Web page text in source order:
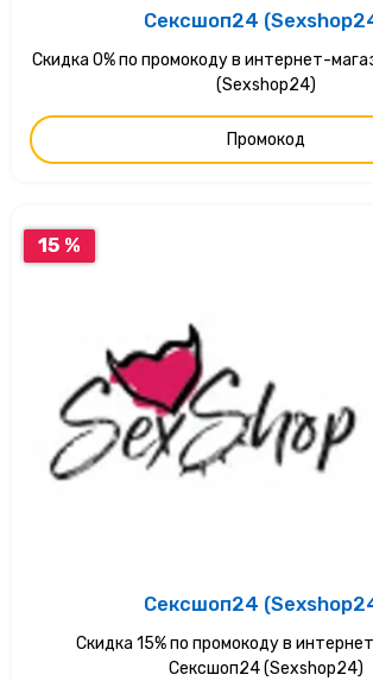
Сексшоп24
Скидка 0% по промокоду в интернет-магазине Сексшоп24
(Sexshop24)
Промокод
15 %
Сексшоп24
Скидка 15% по промокоду в
Сексшоп24 (Sexshop24)